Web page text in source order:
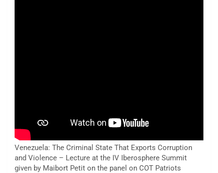
Venezuela: The Criminal State That Exports Corruption
and Violence – Lecture at the IV Iberosphere Summit
given by Maibort Petit on the panel on COT Patriots